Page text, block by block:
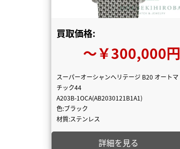
買取価格:
〜￥300,000円
スーパーオーシャンヘリテージ B20 オートマ
チック44
A203B-1OCA(AB2030121B1A1)
色:ブラック
材質:ステンレス
詳細を見る